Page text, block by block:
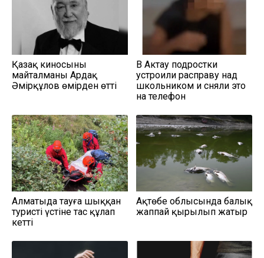
Қазақ киносының
майталманы Ардақ
Әмірқұлов өмірден өтті
В Актау подростки
устроили расправу над
школьником и сняли это
на телефон
Алматыда тауға шыққан
туристің үстіне тас құлап
кетті
Ақтөбе облысында балық
жаппай қырылып жатыр